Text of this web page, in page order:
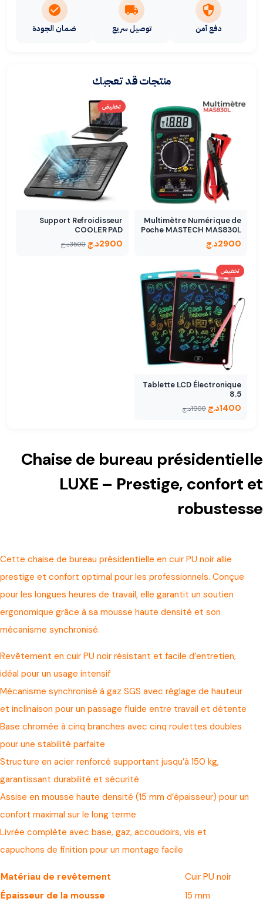
دفع آمن توصيل سريع ضمان الجودة
منتجات قد تعجبك
Multimètre Numérique de
Poche MASTECH MAS830L
2900د.ج
تخفيض
Support Refroidisseur
COOLER PAD
2900د.ج 3500د.ج
تخفيض
Tablette LCD Électronique
8.5
1400د.ج 1900د.ج
Chaise de bureau présidentielle
LUXE – Prestige, confort et
robustesse
Cette chaise de bureau présidentielle en cuir PU noir allie
prestige et confort optimal pour les professionnels. Conçue
pour les longues heures de travail, elle garantit un soutien
ergonomique grâce à sa mousse haute densité et son
mécanisme synchronisé.
Revêtement en cuir PU noir résistant et facile d’entretien,
idéal pour un usage intensif
Mécanisme synchronisé à gaz SGS avec réglage de hauteur
et inclinaison pour un passage fluide entre travail et détente
Base chromée à cinq branches avec cinq roulettes doubles
pour une stabilité parfaite
Structure en acier renforcé supportant jusqu’à 150 kg,
garantissant durabilité et sécurité
Assise en mousse haute densité (15 mm d’épaisseur) pour un
confort maximal sur le long terme
Livrée complète avec base, gaz, accoudoirs, vis et
capuchons de finition pour un montage facile
Matériau de revêtement
Cuir PU noir
Épaisseur de la mousse
15 mm